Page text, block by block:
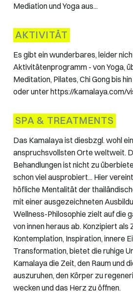
Mediation und Yoga aus...
AKTIVITÄT
Es gibt ein wunderbares, leider
Aktivitätenprogramm - von Yoga,
Meditation, Pilates, Chi Gong bis
oder unter https://kamalaya.com/
SPA & TREATMENTS
Das Kamalaya ist diesbzgl. wohl
anspruchsvollsten Orte weltweit.
Behandlungen ist nicht zu
schon viel ausprobiert... Hier
höfliche Mentalität der
mit einer ausgezeichneten Ausbildung. Die
Wellness-Philosophie zielt auf die
von innen heraus ab. Konzipiert
Kontemplation, Inspiration, innere
Transformation, bietet die ruhige
Kamalaya die Zeit, den Raum und
auszuruhen, den Körper zu
wecken und das Herz zu öffnen.